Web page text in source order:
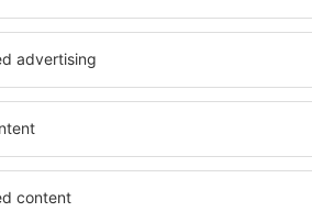
12230
több részletet